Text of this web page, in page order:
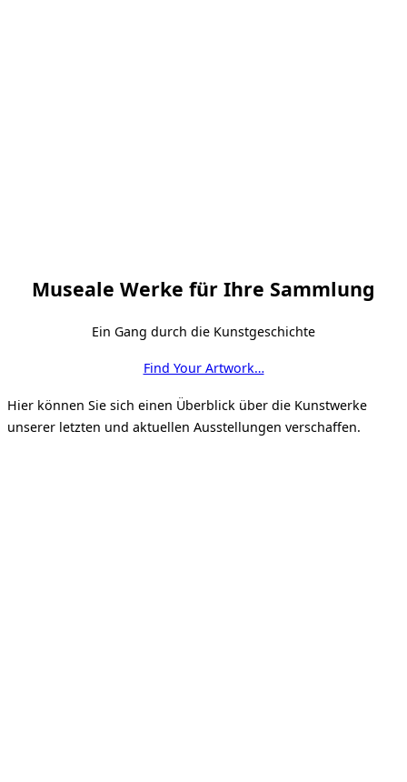
Museale Werke für Ihre Sammlung
Ein Gang durch die Kunstgeschichte
Find Your Artwork…
Hier können Sie sich einen Überblick über die Kunstwerke
unserer letzten und aktuellen Ausstellungen verschaffen.